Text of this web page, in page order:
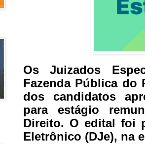
Os Juizados
Fazenda Pública do
dos candidatos
para estágio
Direito. O edital foi
Eletrônico (DJe), na